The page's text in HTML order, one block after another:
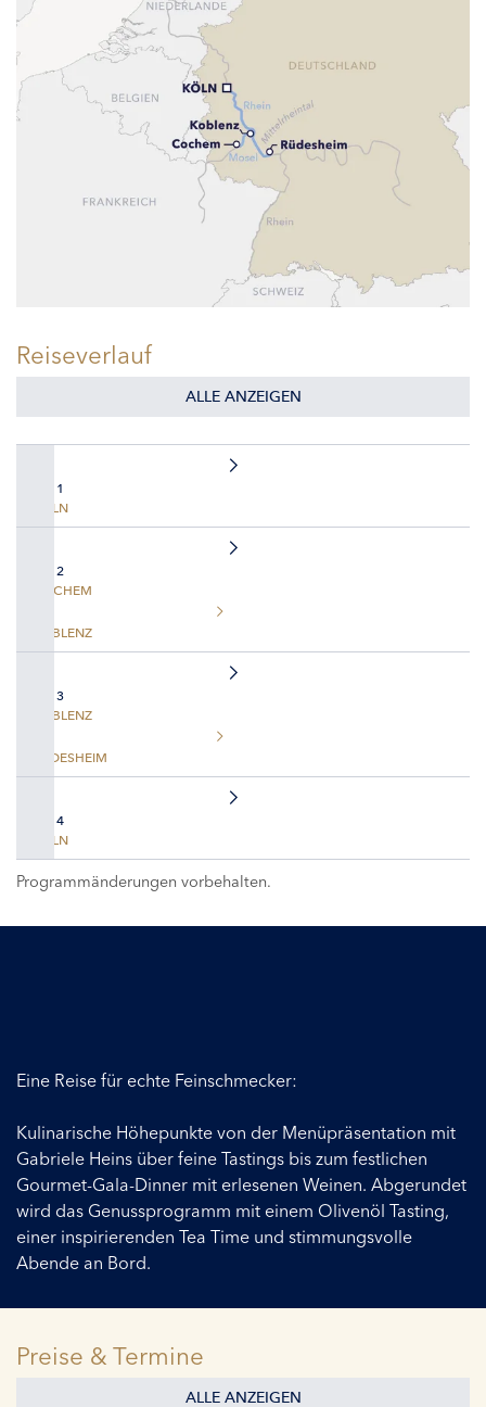
Reiseverlauf
ALLE ANZEIGEN
TAG 1
KÖLN
TAG 2
COCHEM
KOBLENZ
TAG 3
KOBLENZ
RÜDESHEIM
TAG 4
KÖLN
Programmänderungen vorbehalten.
Eine Reise für echte Feinschmecker:
Kulinarische Höhepunkte von der Menüpräsentation mit
Gabriele Heins über feine Tastings bis zum festlichen
Gourmet-Gala-Dinner mit erlesenen Weinen. Abgerundet
wird das Genussprogramm mit einem Olivenöl Tasting,
einer inspirierenden Tea Time und stimmungsvolle
Abende an Bord.
Preise & Termine
ALLE ANZEIGEN